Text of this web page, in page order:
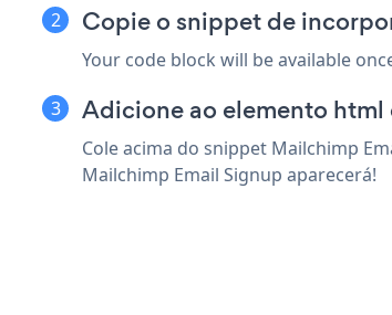
Copie o snippet de
Your code block will be available
Adicione ao elemento
Cole acima do snippet Mailchimp
Mailchimp Email Signup aparecerá!